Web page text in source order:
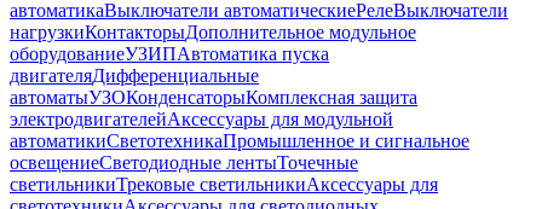
автоматикаВыключатели автоматическиеРелеВыключатели
нагрузкиКонтакторыДополнительное модульное
оборудованиеУЗИПАвтоматика пуска
двигателяДифференциальные
автоматыУЗОКонденсаторыКомплексная защита
электродвигателейАксессуары для модульной
автоматикиСветотехникаПромышленное и сигнальное
освещениеСветодиодные лентыТочечные
светильникиТрековые светильникиАксессуары для